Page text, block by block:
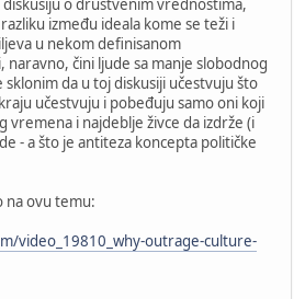
o društvenim vrednostima,
između ideala kome se teži i
u nekom definisanom
čini ljude sa manje slobodnog
sklonim da u toj diskusiji učestvuju što
učestvuju i pobeđuju samo oni koji
vremena i najdeblje živce da izdrže (i
- a što je antiteza koncepta političke
na ovu temu:
video_19810_why-outrage-culture-